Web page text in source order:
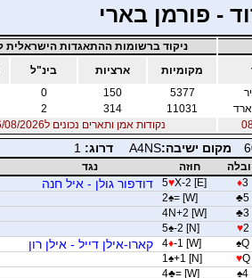
- פורמן בארי
ניקוד ברשומות ההתאגדות הישראלית
מקומיות ארציות בינ"ל
5377
150
0
ארד 11031
314
2
נקודות אמן ותארים נכונים ל06/08/2026
מקום ישיבה:A4NS דרוג: 1
חוזה
נגד
♦3
5♥X-2 [E] דודפור גולן - איל חנה
♣5
2♠= [W]
♣3
4N+2 [W]
♥2
5♠-2 [N]
♠Q
4♦-1 [W] קארו-אילן דייל - אילן רון
♥Q
1 ♠+1 [N]
♠4
4♣= [W]